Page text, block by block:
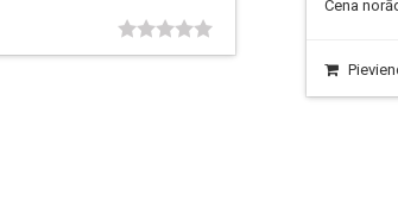
0
Cena